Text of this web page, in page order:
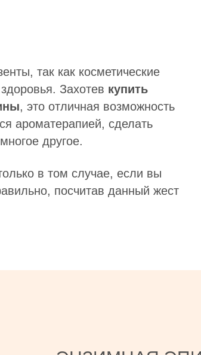
так как косметические
Захотев купить
, это отличная возможность
ароматерапией, сделать
другое.
в том случае, если вы
посчитав данный жест